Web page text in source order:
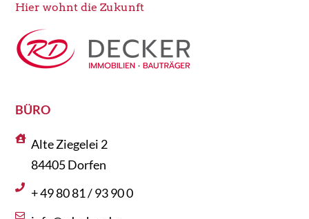
Hier wohnt die Zukunft
BÜRO
Alte Ziegelei 2
84405 Dorfen
+ 49 80 81 / 93 90 0